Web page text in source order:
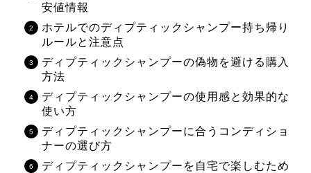
安値情報
ホテルでのディプティックシャンプー持ち帰り
ルールと注意点
ディプティックシャンプーの偽物を避ける購入
方法
ディプティックシャンプーの使用感と効果的な
使い方
ディプティックシャンプーに合うコンディショ
ナーの選び方
ディプティックシャンプーを自宅で楽しむため